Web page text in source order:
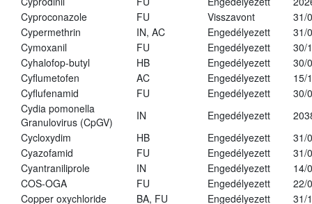
Cyproconazole
FU Visszavont
31/
Cypermethrin
IN, AC Engedélyezett
31/
Cymoxanil
FU Engedélyezett
30/
Cyhalofop-butyl
HB Engedélyezett
30/
Cyflumetofen
AC Engedélyezett
15/
Cyflufenamid
FU Engedélyezett
30/
Cydia pomonella
Granulovirus (CpGV)
IN Engedélyezett
Cycloxydim
HB Engedélyezett
31/
Cyazofamid
FU Engedélyezett
31/
Cyantraniliprole
IN Engedélyezett
14/
COS-OGA
FU Engedélyezett
22/
Copper oxychloride
BA, FU Engedélyezett
31/